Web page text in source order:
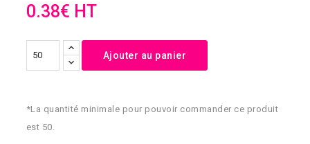
0.38€ HT
Ajouter au panier
*La quantité minimale pour pouvoir commander ce produit
est 50.